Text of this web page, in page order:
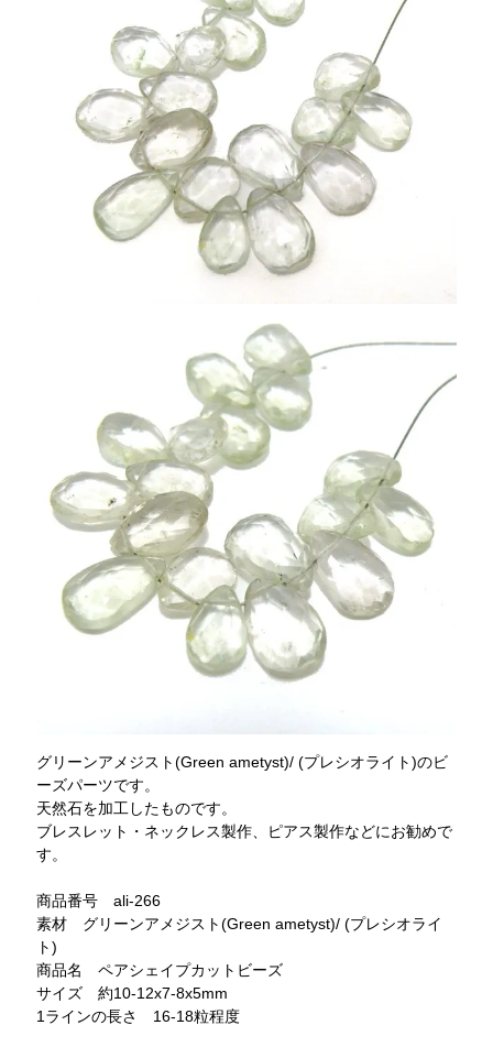
グリーンアメジスト(Green ametyst)/ (プレシオライト)のビ
ーズパーツです。
天然石を加工したものです。
ブレスレット・ネックレス製作、ピアス製作などにお勧めで
す。
商品番号 ali-266
素材 グリーンアメジスト(Green ametyst)/ (プレシオライ
ト)
商品名 ペアシェイプカットビーズ
サイズ 約10-12x7-8x5mm
1ラインの長さ 16-18粒程度